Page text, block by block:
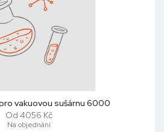
vakuovou sušárnu 6000
Od 4056 Kč
Na objednání